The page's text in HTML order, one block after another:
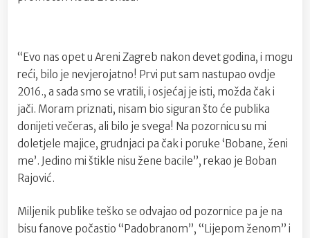
“Evo nas opet u Areni Zagreb nakon devet godina, i mogu
reći, bilo je nevjerojatno! Prvi put sam nastupao ovdje
2016., a sada smo se vratili, i osjećaj je isti, možda čak i
jači. Moram priznati, nisam bio siguran što će publika
donijeti večeras, ali bilo je svega! Na pozornicu su mi
doletjele majice, grudnjaci pa čak i poruke ‘Bobane, ženi
me’. Jedino mi štikle nisu žene bacile”, rekao je Boban
Rajović.
Miljenik publike teško se odvajao od pozornice pa je na
bisu fanove počastio “Padobranom”, “Lijepom ženom” i